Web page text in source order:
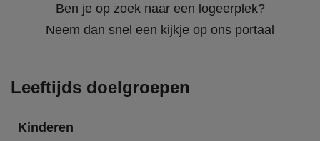
Ben je op zoek naar een logeerplek?
Neem dan snel een kijkje op ons portaal
Leeftijds doelgroepen
Kinderen